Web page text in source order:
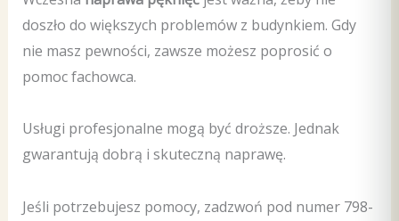
doszło do większych problemów z budynkiem. Gdy
nie masz pewności, zawsze możesz poprosić o
pomoc fachowca.
Usługi profesjonalne mogą być droższe. Jednak
gwarantują dobrą i skuteczną naprawę.
Jeśli potrzebujesz pomocy, zadzwoń pod numer 798-